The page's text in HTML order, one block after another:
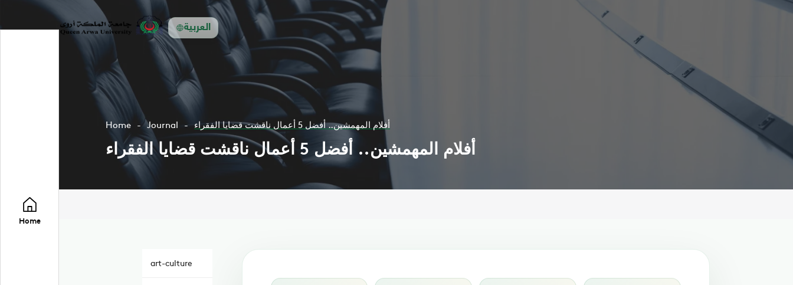
العربية
Home
Home Journal أفلام المهمشين.. أفضل 5 أعمال ناقشت قضايا الفقراء
أفلام المهمشين.. أفضل 5 أعمال ناقشت قضايا الفقراء
art-culture